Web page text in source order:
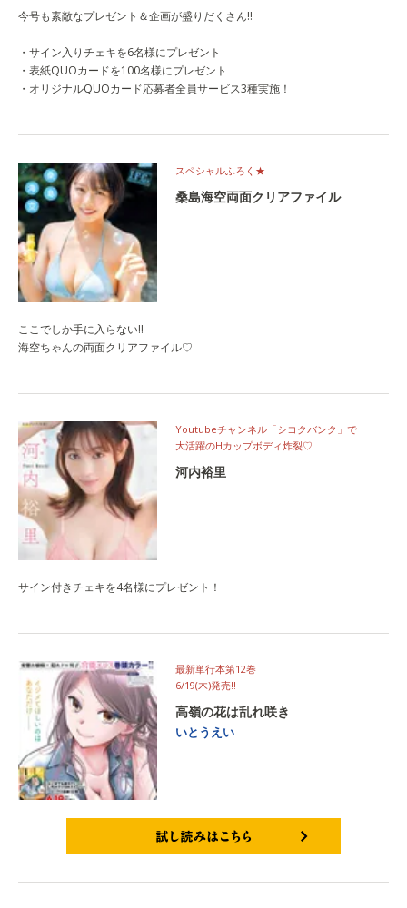
今号も素敵なプレゼント＆企画が盛りだくさん!!
・サイン入りチェキを6名様にプレゼント
・表紙QUOカードを100名様にプレゼント
・オリジナルQUOカード応募者全員サービス3種実施！
スペシャルふろく★
桑島海空両面クリアファイル
ここでしか手に入らない‼
海空ちゃんの両面クリアファイル♡
Youtubeチャンネル「シコクバンク」で
大活躍のHカップボディ炸裂♡
河内裕里
サイン付きチェキを4名様にプレゼント！
最新単行本第12巻
6/19(木)発売‼
高嶺の花は乱れ咲き
いとうえい